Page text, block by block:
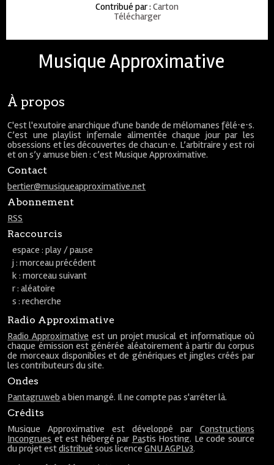
Contribué par: Carton
Télécharger
Musique Approximative
À propos
C'est l'exutoire anarchique d'une bande de mélomanes fêlé⋅e⋅s.
C’est une playlist infernale alimentée chaque jour par les
obsessions et les découvertes de chacun⋅e. L’arbitraire y est roi
et on s’y amuse bien : c’est Musique Approximative.
Contact
bertier@musiqueapproximative.net
Abonnement
RSS
Raccourcis
espace : play / pause
j : morceau précédent
k : morceau suivant
r : aléatoire
s : recherche
Radio Approximative
Radio Approximative est un projet musical et informatique où
chaque émission est générée aléatoirement à partir du corpus
de morceaux disponibles et de génériques et jingles créés par
les contributeurs du site.
Ondes
Pantagruweb a bien mangé. Il ne compte pas s'arrêter là.
Crédits
Musique Approximative est développé par Constructions
Incongrues et est hébergé par Pastis Hosting. Le code source
du projet estdistribué sous licenceGNU AGPLv3.